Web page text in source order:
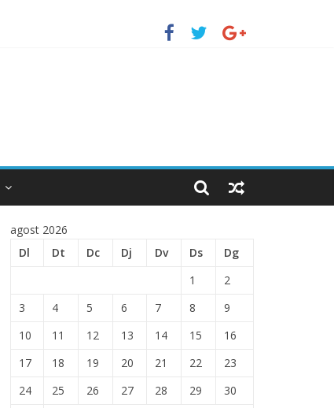
agost 2026
Dl
Dt Dc Dj Dv Ds
Dg
1
2
3
4 5 6 7 8
9
10
11 12 13 14 15
16
17
18 19 20 21 22
23
24
25 26 27 28 29
30